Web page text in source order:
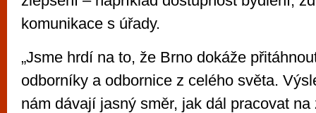
komunikace s úřady.
„Jsme hrdí na to, že Brno dokáže
odborníky a odbornice z celého světa.
nám dávají jasný směr, jak dál pracovat na